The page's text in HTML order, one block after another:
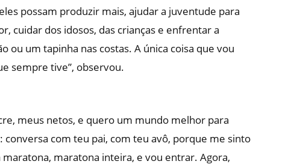
possam produzir mais, ajudar a juventude para
cuidar dos idosos, das crianças e enfrentar a
ou um tapinha nas costas. A única coisa que vou
sempre tive”, observou.
meus netos, e quero um mundo melhor para
conversa com teu pai, com teu avô, porque me sinto
maratona inteira, e vou entrar. Agora,